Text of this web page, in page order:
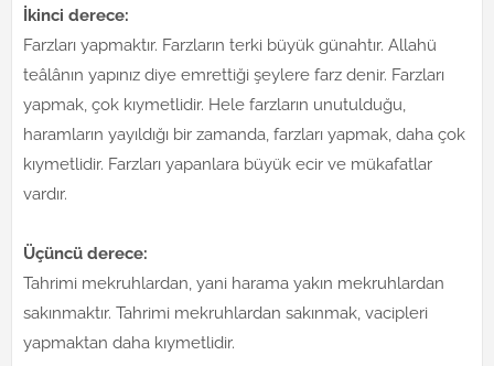
İkinci derece:
Farzları yapmaktır. Farzların terki büyük günahtır. Allahü
teâlânın yapınız diye emrettiği şeylere farz denir. Farzları
yapmak, çok kıymetlidir. Hele farzların unutulduğu,
haramların yayıldığı bir zamanda, farzları yapmak, daha çok
kıymetlidir. Farzları yapanlara büyük ecir ve mükafatlar
vardır.
Üçüncü derece:
Tahrimi mekruhlardan, yani harama yakın mekruhlardan
sakınmaktır. Tahrimi mekruhlardan sakınmak, vacipleri
yapmaktan daha kıymetlidir.